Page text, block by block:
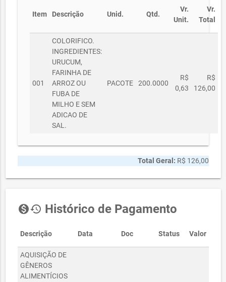
Item Descrição Unid. Qtd.
Vr.
Unit.
Vr.
Total
001
COLORIFICO.
INGREDIENTES:
URUCUM,
FARINHA DE
ARROZ OU
FUBA DE
MILHO E SEM
ADICAO DE
SAL.
PACOTE 200.0000
R$
0,63
R$
126,00
Total Geral: R$ 126,00
monetization_onhistory Histórico de Pagamento
Descrição Data Doc Status Valor
AQUISIÇÃO DE
GÊNEROS
ALIMENTÍCIOS